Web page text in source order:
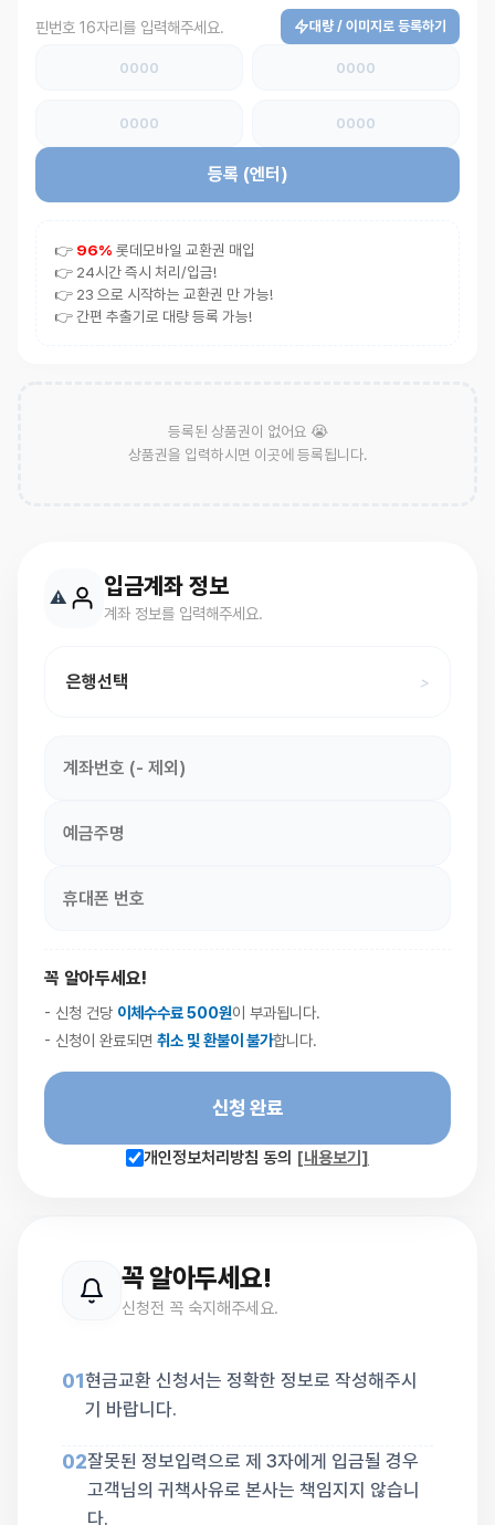
핀번호 16자리를 입력해주세요. 대량 / 이미지로 등록하기
등록 (엔터)
👉 96% 롯데모바일 교환권 매입
👉 24시간 즉시 처리/입금!
👉 23 으로 시작하는 교환권 만 가능!
👉 간편 추출기로 대량 등록 가능!
등록된 상품권이 없어요 😭
상품권을 입력하시면 이곳에 등록됩니다.
입금계좌 정보
계좌 정보를 입력해주세요.
은행선택 >
꼭 알아두세요!
- 신청 건당 이체수수료 500원이 부과됩니다.
- 신청이 완료되면 취소 및 환불이 불가합니다.
신청 완료
개인정보처리방침 동의 [내용보기]
꼭 알아두세요!
신청전 꼭 숙지해주세요.
01현금교환 신청서는 정확한 정보로 작성해주시
기 바랍니다.
02잘못된 정보입력으로 제 3자에게 입금될 경우
고객님의 귀책사유로 본사는 책임지지 않습니
다.